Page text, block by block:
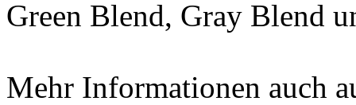
Green Blend, Gray Blend
Mehr Informationen auch